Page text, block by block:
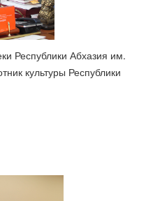
Республики Абхазия им.
культуры Республики